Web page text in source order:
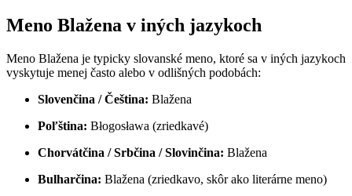
Meno Blažena v iných jazykoch
Meno Blažena je typicky slovanské meno, ktoré sa v iných jazykoch
vyskytuje menej často alebo v odlišných podobách:
Slovenčina / Čeština: Blažena
Poľština: Błogosława (zriedkavé)
Chorvátčina / Srbčina / Slovinčina: Blažena
Bulharčina: Blažena (zriedkavo, skôr ako literárne meno)